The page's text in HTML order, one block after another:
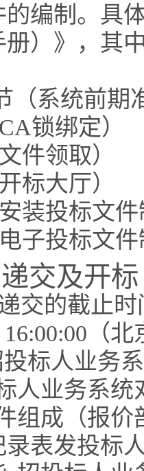
编制。具
）》，其
（系统前期
锁绑定）
件领取）
标大厅）
装投标文
子投标文
交及开标
交的截止
16:00:00（
标人业务
人业务系
组成（报
表发投标